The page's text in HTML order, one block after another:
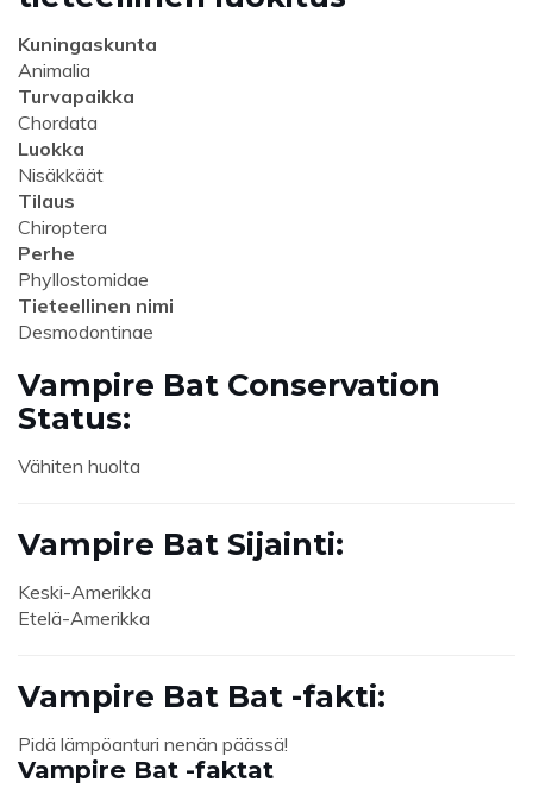
Kuningaskunta
Animalia
Turvapaikka
Chordata
Luokka
Nisäkkäät
Tilaus
Chiroptera
Perhe
Phyllostomidae
Tieteellinen nimi
Desmodontinae
Vampire Bat Conservation
Status:
Vähiten huolta
Vampire Bat Sijainti:
Keski-Amerikka
Etelä-Amerikka
Vampire Bat Bat -fakti:
Pidä lämpöanturi nenän päässä!
Vampire Bat -faktat